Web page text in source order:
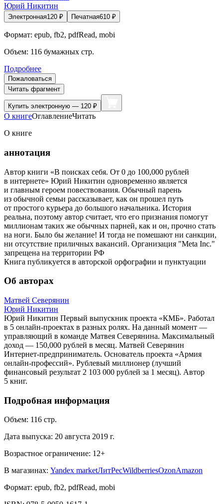
Юрий Никитин
Электронная120 ₽ Печатная610 ₽
Формат: epub, fb2, pdfRead, mobi
Объем: 116 бумажных стр.
Подробнее
Пожаловаться
Читать фрагмент
Купить электронную — 120 ₽
О книгеОглавлениеЧитать
О книге
аннотация
Автор книги «В поисках себя. От 0 до 100,000 рублей
в интернете» Юрий Никитин одновременно является
и главным героем повествования. Обычный парень
из обычной семьи рассказывает, как он прошел путь
от простого курьера до большого начальника. История
реальна, поэтому автор считает, что его признания помогут
миллионам таких же обычных парней, как и он, прочно стать
на ноги. Было бы желание! И тогда не помешают ни санкции,
ни отсутствие приличных вакансий. Организация "Meta Inc."
запрещена на территории РФ
Книга публикуется в авторской орфографии и пунктуации
Об авторах
Матвей Северянин
Юрий Никитин
Юрий Никитин Первый выпускник проекта «КМБ». Работал
в 5 онлайн-проектах в разных ролях. На данный момент —
управляющий в команде Матвея Северянина. Максимальный
доход — 150,000 рублей в месяц. Матвей Северянин
Интернет-предприниматель. Основатель проекта «Армия
онлайн-профессий». Рублевый миллионер (лучший
финансовый результат 2 103 000 рублей за 1 месяц). Автор
5 книг.
Подробная информация
Объем: 116 стр.
Дата выпуска: 20 августа 2019 г.
Возрастное ограничение: 12+
В магазинах: Yandex marketЛитРесWildberriesOzonAmazon
Формат: epub, fb2, pdfRead, mobi